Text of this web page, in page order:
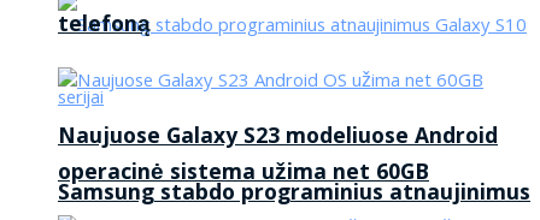
Samsung stabdo programinius atnaujinimus
telefoną
Naujuose Galaxy S23 modeliuose Android
operacinė sistema užima net 60GB